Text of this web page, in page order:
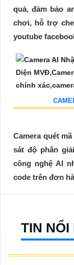
quả, đảm bảo
chơi, hỗ trợ
youtube
Camera quét
sát độ phân
công nghệ AI
code trên đơn
TIN